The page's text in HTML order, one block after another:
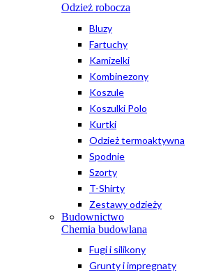
Odzież robocza
Bluzy
Fartuchy
Kamizelki
Kombinezony
Koszule
Koszulki Polo
Kurtki
Odzież termoaktywna
Spodnie
Szorty
T-Shirty
Zestawy odzieży
Budownictwo
Chemia budowlana
Fugi i silikony
Grunty i impregnaty